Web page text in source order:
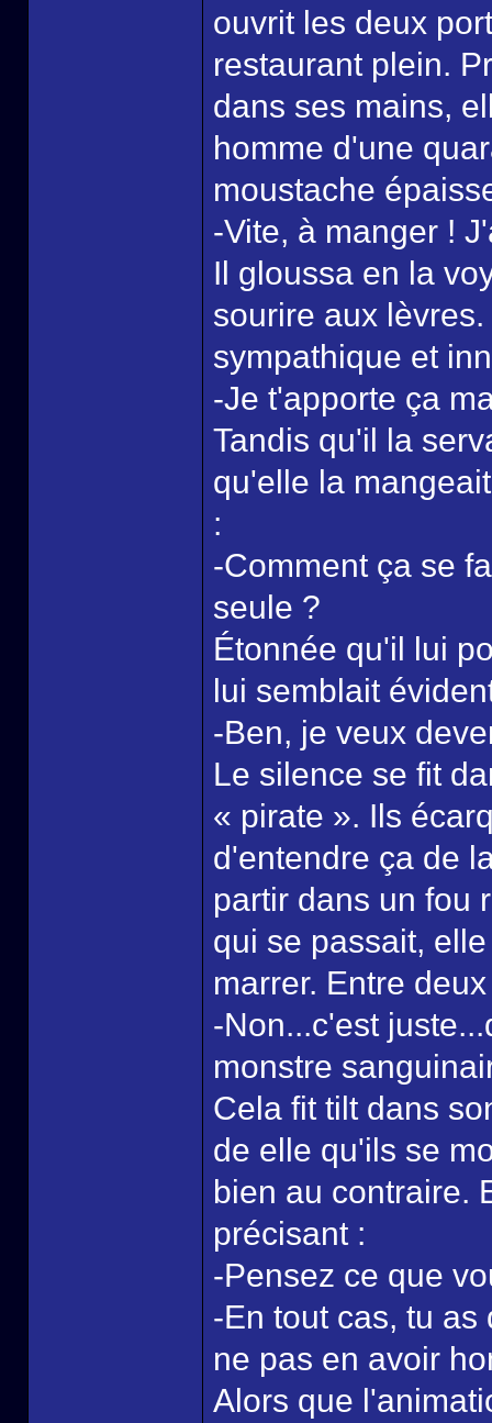
ouvrit les deux
restaurant plein.
dans ses mains,
homme d'une
moustache
-Vite, à manger !
Il gloussa en la
sourire aux
sympathique et
-Je t'apporte ça
Tandis qu'il la
qu'elle la
:
-Comment ça se
seule ?
Étonnée qu'il lui
lui semblait
-Ben, je veux
Le silence se fit
« pirate ». Ils
d'entendre ça de
partir dans un fou
qui se passait,
marrer. Entre
-Non...c'est
monstre
Cela fit tilt dans
de elle qu'ils se
bien au contraire.
précisant :
-Pensez ce que
-En tout cas, tu
ne pas en avoir
Alors que